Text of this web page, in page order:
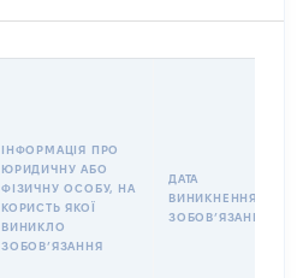
ІНФОРМАЦІЯ ПРО
ЮРИДИЧНУ АБО
ФІЗИЧНУ ОСОБУ, НА
КОРИСТЬ ЯКОЇ
ВИНИКЛО
ЗОБОВʼЯЗАННЯ
ДАТА
ВИНИКНЕННЯ
ЗОБОВʼЯЗАННЯ